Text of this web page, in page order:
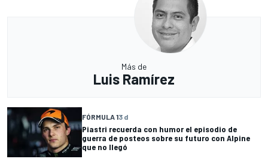
Más de
Luis Ramírez
FÓRMULA 13 d
Piastri recuerda con humor el episodio de
guerra de posteos sobre su futuro con Alpine
que no llegó